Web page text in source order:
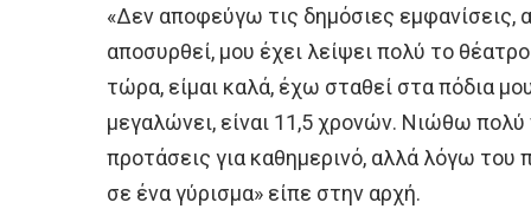
«Δεν αποφεύγω τις δημόσιες
αποσυρθεί, μου έχει λείψει πολύ το
τώρα, είμαι καλά, έχω σταθεί στα πόδια
μεγαλώνει, είναι 11,5 χρονών. Νιώθω
προτάσεις για καθημερινό, αλλά λόγω του
σε ένα γύρισμα» είπε στην αρχή.